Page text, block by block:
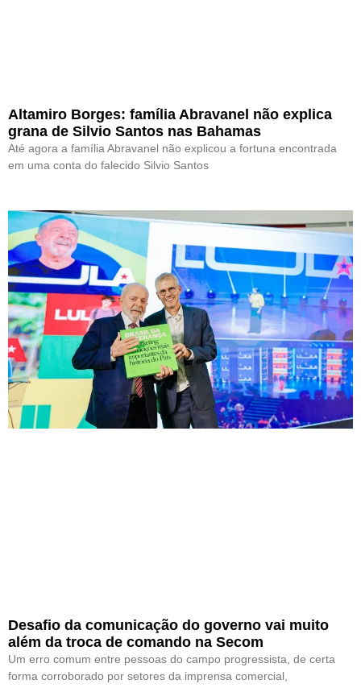
Altamiro Borges: família Abravanel não explica
grana de Silvio Santos nas Bahamas
Até agora a família Abravanel não explicou a fortuna encontrada
em uma conta do falecido Silvio Santos
Desafio da comunicação do governo vai muito
além da troca de comando na Secom
Um erro comum entre pessoas do campo progressista, de certa
forma corroborado por setores da imprensa comercial,